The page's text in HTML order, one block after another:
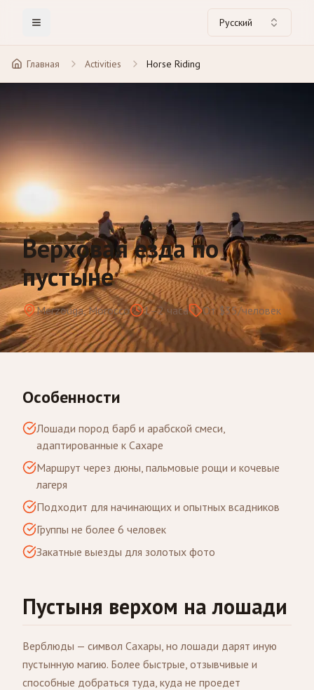
Toggle Menu Русский
Главная Activities Horse Riding
Верховая езда по
пустыне
Merzouga, Morocco 1–2 часа От $35/человек
Особенности
Лошади пород барб и арабской смеси,
адаптированные к Сахаре
Маршрут через дюны, пальмовые рощи и кочевые
лагеря
Подходит для начинающих и опытных всадников
Группы не более 6 человек
Закатные выезды для золотых фото
Пустыня верхом на лошади
Верблюды — символ Сахары, но лошади дарят иную
пустынную магию. Более быстрые, отзывчивые и
способные добраться туда, куда не проедет